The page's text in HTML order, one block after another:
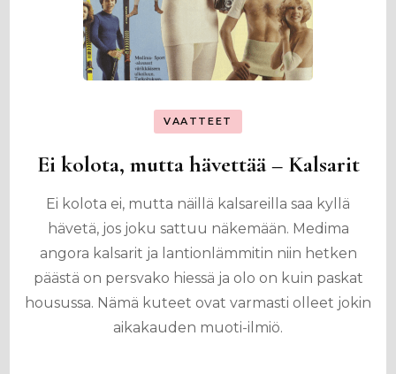
VAATTEET
Ei kolota, mutta hävettää – Kalsarit
Ei kolota ei, mutta näillä kalsareilla saa kyllä
hävetä, jos joku sattuu näkemään. Medima
angora kalsarit ja lantionlämmitin niin hetken
päästä on persvako hiessä ja olo on kuin paskat
housussa. Nämä kuteet ovat varmasti olleet jokin
aikakauden muoti-ilmiö.